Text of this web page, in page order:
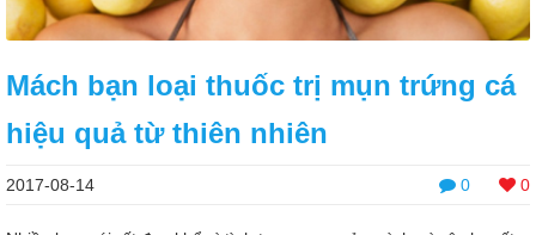
Mách bạn loại thuốc trị mụn trứng cá
hiệu quả từ thiên nhiên
0 0
2017-08-14